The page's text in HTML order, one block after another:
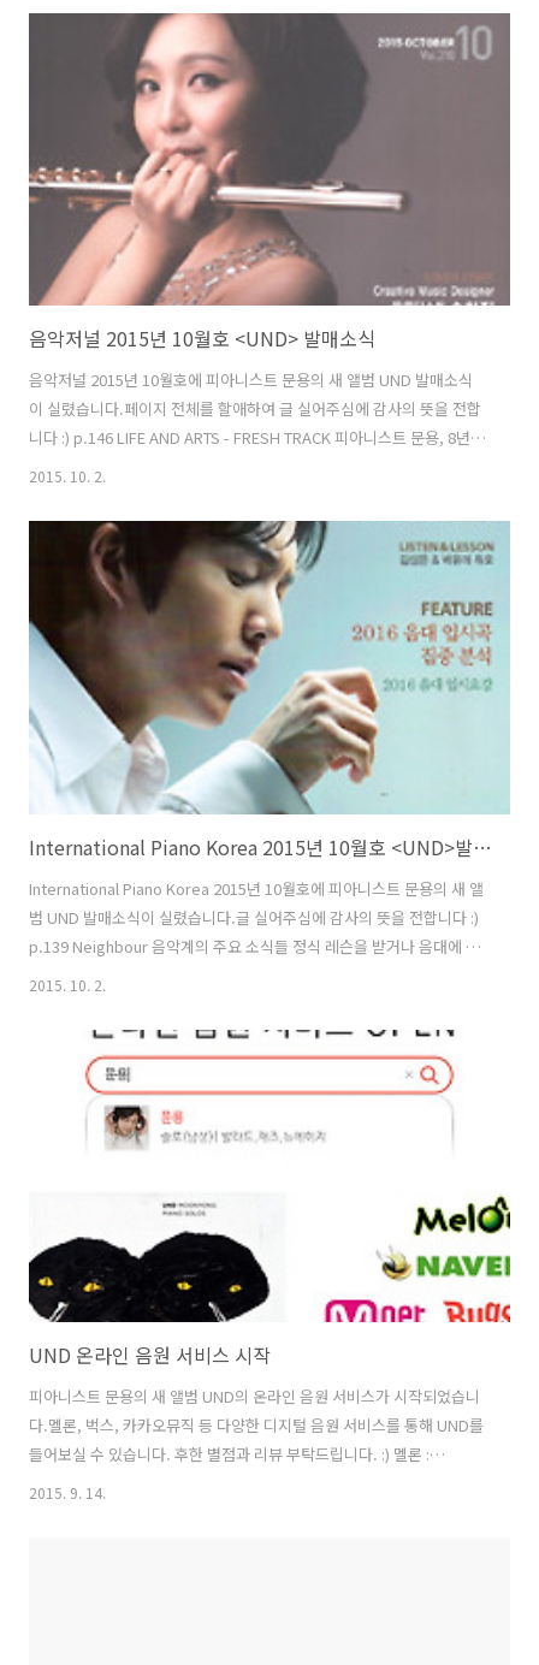
음악저널 2015년 10월호 <UND> 발매소식
음악저널 2015년 10월호에 피아니스트 문용의 새 앨범 UND 발매소식
이 실렸습니다.페이지 전체를 할애하여 글 실어주심에 감사의 뜻을 전합
니다 :) p.146 LIFE AND ARTS - FRESH TRACK 피아니스트 문용, 8년
만에 새 앨범 발매! 피아니스트 문용이 8년 만에 새 앨범 를 LP로 발매했
다. 곡 작업에만 7년이 걸렸으며, LP를 제작하는 데에 여러 시행착오가
있었다고 한다. 전통적인 래커(Lacquer) 제작 방식을 고집하였고, 피아
노사운드 구현에 어려움을 겪었다며 그 이유를 밝히고 있다. 유서 깊은
독일의 LP생산 업체 '팔라스'의 한 관계자는 "래커방식으로 피아노 솔로
LP를 제작하였을 때 어떤 문제가 생..
2015. 10. 2.
International Piano Korea 2015년 10월호 <UND>발매소식
International Piano Korea 2015년 10월호에 피아니스트 문용의 새 앨
범 UND 발매소식이 실렸습니다.글 실어주심에 감사의 뜻을 전합니다 :)
p.139 Neighbour 음악계의 주요 소식들 정식 레슨을 받거나 음대에 진
학한 사실이 없는 순수 독학파 피아니스트인 피아니스트 문용이 8년만의
가이 최정훈, 프로듀서 홍지현 등이 참여했고 피아노 조율의 명인 이종열
과 제자 이정규가 함께 참여해 완성한 이번 앨범 타이틀 UND는 영어의
AND에 해당하는 독일어로, 이것과 저것 - 둘을 의미하고 그 사이의 조화
와 균형을 의미하며, 또한 두 번째 앨범을 의미한다는 뜻을 담고 있다. 곡
작업에만 7년이 걸릴 만큼 심혈을 기..
2015. 10. 2.
UND 온라인 음원 서비스 시작
피아니스트 문용의 새 앨범 UND의 온라인 음원 서비스가 시작되었습니
다.멜론, 벅스, 카카오뮤직 등 다양한 디지털 음원 서비스를 통해 UND를
들어보실 수 있습니다. 후한 별점과 리뷰 부탁드립니다. :) 멜론 :
http://www.melon.com/album/detail.htm?albumId=2639800 네
2015. 9. 14.